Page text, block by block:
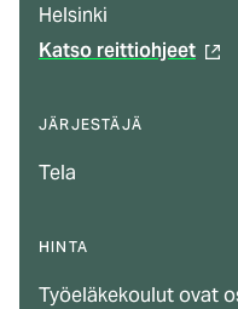
Helsinki
Katso reittiohjeet
linkki)
JÄRJESTÄJÄ
Tela
HINTA
Työeläkekoulut ovat